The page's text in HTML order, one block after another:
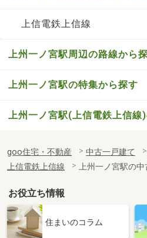
上信電鉄上信線
上州一ノ宮駅周辺の路線から
上州一ノ宮駅の特集から探す
上州一ノ宮駅(上信電鉄上信
goo住宅・不動産 中古一戸建て
上信電鉄上信線
上州一ノ宮駅の
お役立ち情報
住まいのコラム